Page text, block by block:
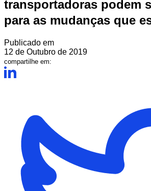
transportadoras podem
para as mudanças que
Publicado em
12 de Outubro de 2019
compartilhe em: